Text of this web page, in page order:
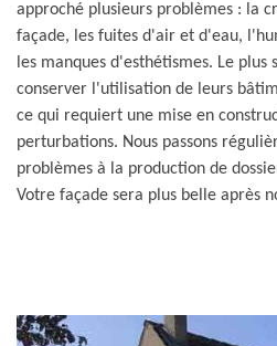
approché plusieurs problèmes : la
façade, les fuites d'air et d'eau,
les manques d'esthétismes. Le
conserver l'utilisation de leurs
ce qui requiert une mise en
perturbations. Nous passons
problèmes à la production de
Votre façade sera plus belle après